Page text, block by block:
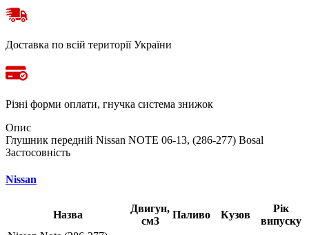
Доставка по всій території України
Різні форми оплати, гнучка система знижок
Опис
Глушник передній Nissan NOTE 06-13, (286-277) Bosal
Застосовність
Nissan
Назва
Двигун,
см3
Паливо Кузов
Рік
випуску